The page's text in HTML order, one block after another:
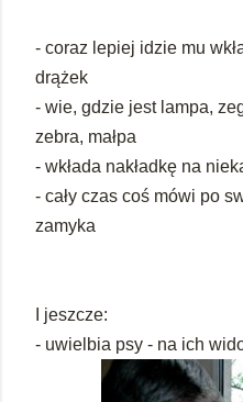
- coraz lepiej idzie mu
drążek
- wie, gdzie jest lampa,
zebra, małpa
- wkłada nakładkę na
- cały czas coś mówi po
zamyka
I jeszcze:
- uwielbia psy - na ich